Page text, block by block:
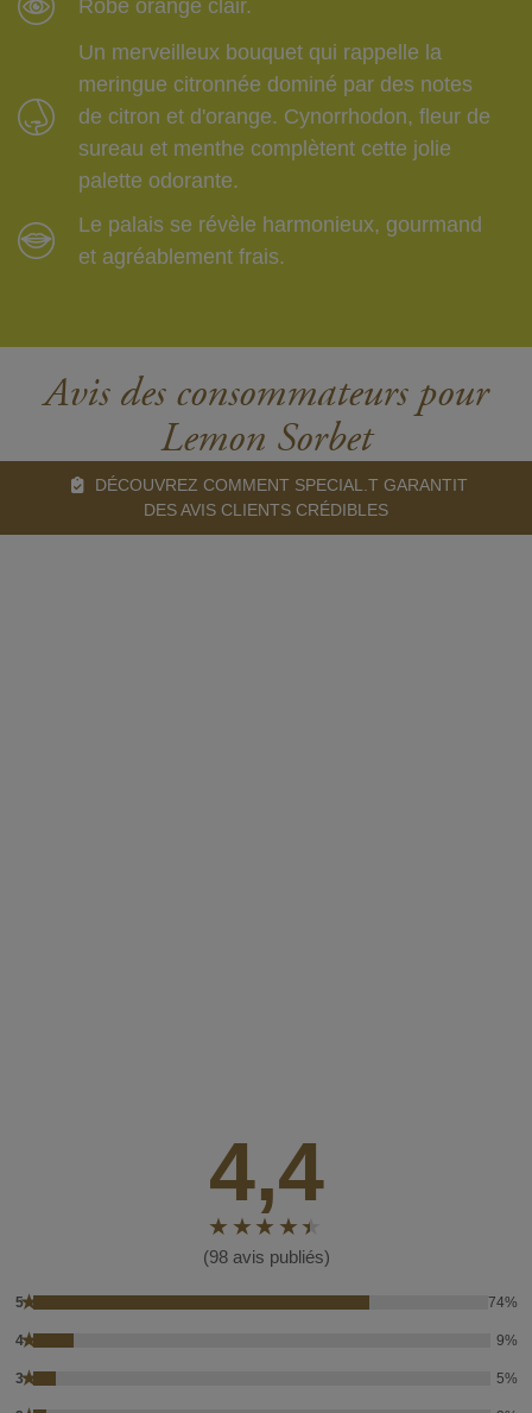
Robe orange clair.
Un merveilleux bouquet qui rappelle la
meringue citronnée dominé par des notes
de citron et d'orange. Cynorrhodon, fleur de
sureau et menthe complètent cette jolie
palette odorante.
Le palais se révèle harmonieux, gourmand
et agréablement frais.
Avis des consommateurs pour
Lemon Sorbet
DÉCOUVREZ COMMENT SPECIAL.T GARANTIT
DES AVIS CLIENTS CRÉDIBLES
4,4
(98 avis publiés)
5★ 74%
4★ 9%
3★ 5%